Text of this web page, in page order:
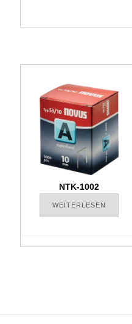
NTK-1002
WEITERLESEN